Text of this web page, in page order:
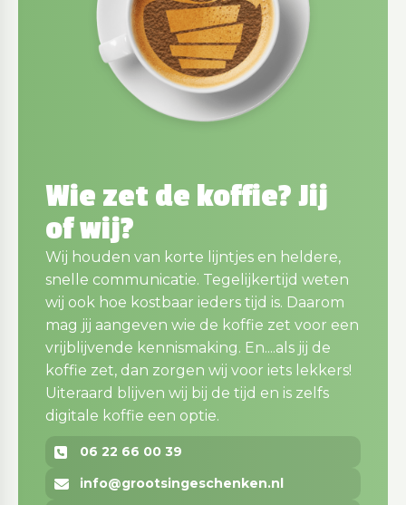
Wie zet de koffie? Jij
of wij?
Wij houden van korte lijntjes en heldere,
snelle communicatie. Tegelijkertijd weten
wij ook hoe kostbaar ieders tijd is. Daarom
mag jij aangeven wie de koffie zet voor een
vrijblijvende kennismaking. En....als jij de
koffie zet, dan zorgen wij voor iets lekkers!
Uiteraard blijven wij bij de tijd en is zelfs
digitale koffie een optie.
06 22 66 00 39
info@grootsingeschenken.nl